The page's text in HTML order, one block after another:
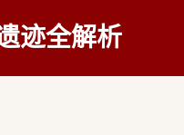
迹全解析